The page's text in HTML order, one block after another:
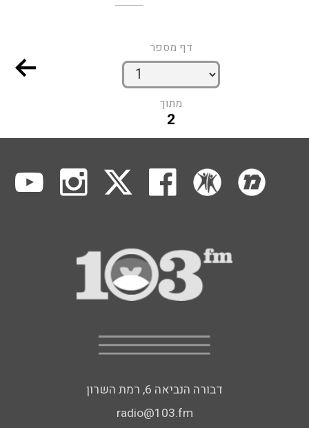
דף מספר
מתוך
2
דבורה הנביאה 6, רמת השרון
radio@103.fm